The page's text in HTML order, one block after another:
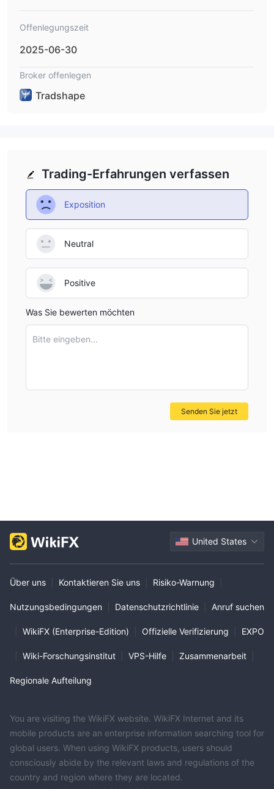
Offenlegungszeit
2025-06-30
Broker offenlegen
Tradshape
Trading-Erfahrungen verfassen
Exposition
Neutral
Positive
Was Sie bewerten möchten
Bitte eingeben...
Senden Sie jetzt
United States
Über uns Kontaktieren Sie uns Risiko-Warnung
Nutzungsbedingungen Datenschutzrichtlinie Anruf suchen
WikiFX (Enterprise-Edition) Offizielle Verifizierung EXPO
Wiki-Forschungsinstitut VPS-Hilfe Zusammenarbeit
Regionale Aufteilung
You are visiting the WikiFX website. WikiFX Internet and its
mobile products are an enterprise information searching tool for
global users. When using WikiFX products, users should
consciously abide by the relevant laws and regulations of the
country and region where they are located.